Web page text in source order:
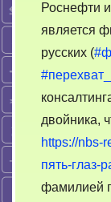
Роснефти
является
русских (
двойника,
https://nbs-
пять-глаз-
фамилией